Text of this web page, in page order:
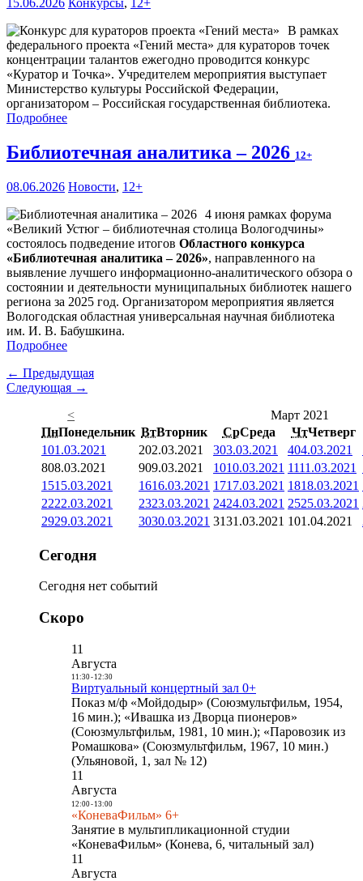
15.06.2026 Конкурсы,
12+
В рамках
федерального проекта «Гений места» для кураторов точек
концентрации талантов ежегодно проводится конкурс
«Куратор и Точка». Учредителем мероприятия выступает
Министерство культуры Российской Федерации,
организатором – Российская государственная библиотека.
Подробнее
Библиотечная аналитика – 2026 12+
08.06.2026 Новости, 12+
4 июня рамках форума
«Великий Устюг – библиотечная столица Вологодчины»
состоялось подведение итогов Областного конкурса
«Библиотечная аналитика – 2026», направленного на
выявление лучшего информационно-аналитического обзора о
состоянии и деятельности муниципальных библиотек нашего
региона за 2025 год. Организатором мероприятия является
Вологодская областная универсальная научная библиотека
им. И. В. Бабушкина.
Подробнее
← Предыдущая
Следующая →
<
Март 2021
ПнПонедельник ВтВторник СрСреда ЧтЧетверг
101.03.2021 202.03.2021 303.03.2021 404.03.2021
808.03.2021 909.03.2021 1010.03.2021 1111.03.2021
1515.03.2021 1616.03.2021 1717.03.2021 1818.03.2021
2222.03.2021 2323.03.2021 2424.03.2021 2525.03.2021
2929.03.2021 3030.03.2021 3131.03.2021 101.04.2021
Сегодня
Сегодня нет событий
Скоро
11
Августа
11:30- 12:30
Виртуальный концертный зал 0+
Показ м/ф «Мойдодыр» (Союзмультфильм, 1954,
16 мин.); «Ивашка из Дворца пионеров»
(Союзмультфильм, 1981, 10 мин.); «Паровозик из
Ромашкова» (Союзмультфильм, 1967, 10 мин.)
(Ульяновой, 1, зал № 12)
11
Августа
12:00- 13:00
«КоневаФильм» 6+
Занятие в мультипликационной студии
«КоневаФильм» (Конева, 6, читальный зал)
11
Августа